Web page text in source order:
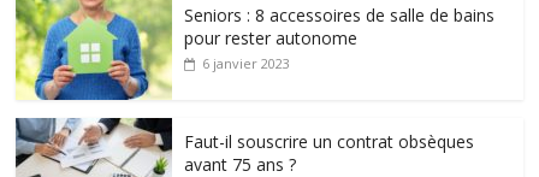
Seniors : 8 accessoires de salle de bains
pour rester autonome
6 janvier 2023
Faut-il souscrire un contrat obsèques
avant 75 ans ?